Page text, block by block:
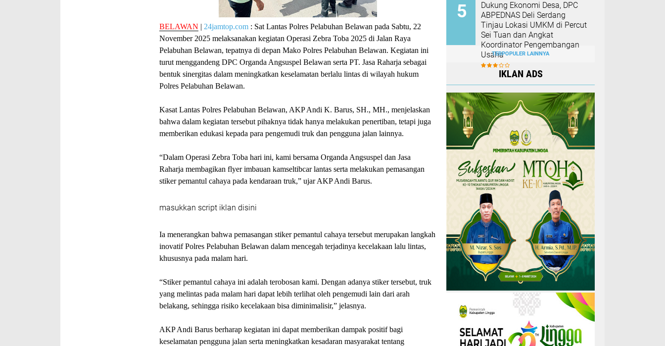
BELAWAN | 24jamtop.com : Sat Lantas Polres Pelabuhan Belawan pada Sabtu, 22
November 2025 melaksanakan kegiatan Operasi Zebra Toba 2025 di Jalan Raya
Pelabuhan Belawan, tepatnya di depan Mako Polres Pelabuhan Belawan. Kegiatan ini
turut menggandeng DPC Organda Angsuspel Belawan serta PT. Jasa Raharja sebagai
bentuk sinergitas dalam meningkatkan keselamatan berlalu lintas di wilayah hukum
Polres Pelabuhan Belawan.
Kasat Lantas Polres Pelabuhan Belawan, AKP Andi K. Barus, SH., MH., menjelaskan
bahwa dalam kegiatan tersebut pihaknya tidak hanya melakukan penertiban, tetapi juga
memberikan edukasi kepada para pengemudi truk dan pengguna jalan lainnya.
“Dalam Operasi Zebra Toba hari ini, kami bersama Organda Angsuspel dan Jasa
Raharja membagikan flyer imbauan kamseltibcar lantas serta melakukan pemasangan
stiker pemantul cahaya pada kendaraan truk,” ujar AKP Andi Barus.
masukkan script iklan disini
Ia menerangkan bahwa pemasangan stiker pemantul cahaya tersebut merupakan langkah
inovatif Polres Pelabuhan Belawan dalam mencegah terjadinya kecelakaan lalu lintas,
khususnya pada malam hari.
“Stiker pemantul cahaya ini adalah terobosan kami. Dengan adanya stiker tersebut, truk
yang melintas pada malam hari dapat lebih terlihat oleh pengemudi lain dari arah
belakang, sehingga risiko kecelakaan bisa diminimalisir,” jelasnya.
AKP Andi Barus berharap kegiatan ini dapat memberikan dampak positif bagi
keselamatan pengguna jalan serta meningkatkan kesadaran masyarakat tentang
Dukung Ekonomi Desa, DPC
ABPEDNAS Deli Serdang
Tinjau Lokasi UMKM di Percut
Sei Tuan dan Angkat
Koordinator Pengembangan
UsahaTERPOPULER LAINNYA
IKLAN ADS